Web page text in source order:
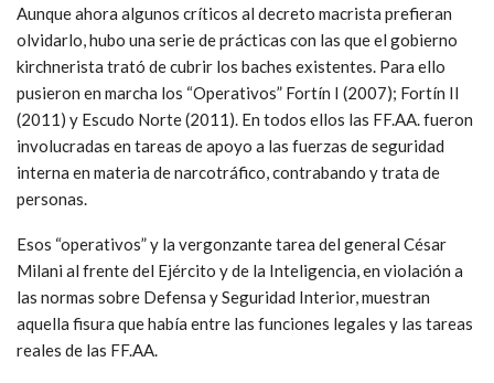
Aunque ahora algunos críticos al decreto macrista prefieran
olvidarlo, hubo una serie de prácticas con las que el gobierno
kirchnerista trató de cubrir los baches existentes. Para ello
pusieron en marcha los “Operativos” Fortín I (2007); Fortín II
(2011) y Escudo Norte (2011). En todos ellos las FF.AA. fueron
involucradas en tareas de apoyo a las fuerzas de seguridad
interna en materia de narcotráfico, contrabando y trata de
personas.
Esos “operativos” y la vergonzante tarea del general César
Milani al frente del Ejército y de la Inteligencia, en violación a
las normas sobre Defensa y Seguridad Interior, muestran
aquella fisura que había entre las funciones legales y las tareas
reales de las FF.AA.